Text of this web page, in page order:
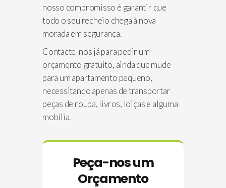
nosso compromisso é garantir que
todo o seu recheio chega à nova
morada em segurança.
Contacte-nos já para pedir um
orçamento gratuito, ainda que mude
para um apartamento pequeno,
necessitando apenas de transportar
peças de roupa, livros, loiças e alguma
mobília.
Peça-nos um
Orçamento